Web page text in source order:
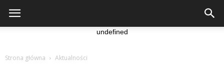
undefined
Strona główna Aktualności